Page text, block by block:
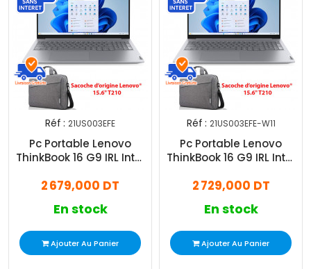
Réf : 21US003EFE
Pc Portable Lenovo
ThinkBook 16 G9 IRL Intel
2 679,000 DT
En stock
Ajouter Au Panier
Réf : 21US003EFE-W11
Pc Portable Lenovo
ThinkBook 16 G9 IRL Intel
Windows 11 Pro
2 729,000 DT
En stock
Ajouter Au Panier